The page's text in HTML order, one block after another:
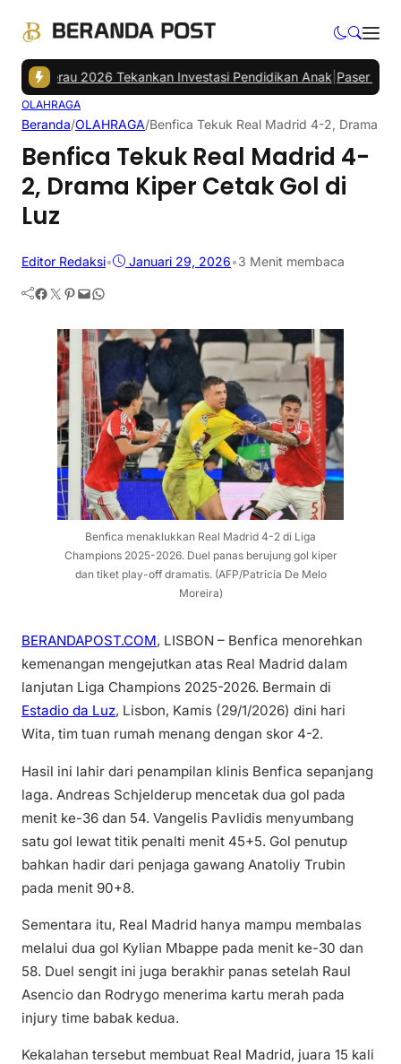
2026 Tekankan Investasi Pendidikan Anak|Paser Open
OLAHRAGA
Beranda/OLAHRAGA/Benfica Tekuk Real Madrid 4-2, Drama
Benfica Tekuk Real Madrid 4-
2, Drama Kiper Cetak Gol di
Luz
Editor Redaksi• Januari 29, 2026•3 Menit membaca
Facebook Twitter Pinterest Mail WhatsApp
Benfica menaklukkan Real Madrid 4-2 di Liga
Champions 2025-2026. Duel panas berujung gol kiper
dan tiket play-off dramatis. (AFP/Patricia De Melo
Moreira)
BERANDAPOST.COM, LISBON – Benfica menorehkan
kemenangan mengejutkan atas Real Madrid dalam
lanjutan Liga Champions 2025-2026. Bermain di
Estadio da Luz, Lisbon, Kamis (29/1/2026) dini hari
Wita, tim tuan rumah menang dengan skor 4-2.
Hasil ini lahir dari penampilan klinis Benfica sepanjang
laga. Andreas Schjelderup mencetak dua gol pada
menit ke-36 dan 54. Vangelis Pavlidis menyumbang
satu gol lewat titik penalti menit 45+5. Gol penutup
bahkan hadir dari penjaga gawang Anatoliy Trubin
pada menit 90+8.
Sementara itu, Real Madrid hanya mampu membalas
melalui dua gol Kylian Mbappe pada menit ke-30 dan
58. Duel sengit ini juga berakhir panas setelah Raul
Asencio dan Rodrygo menerima kartu merah pada
injury time babak kedua.
Kekalahan tersebut membuat Real Madrid, juara 15 kali